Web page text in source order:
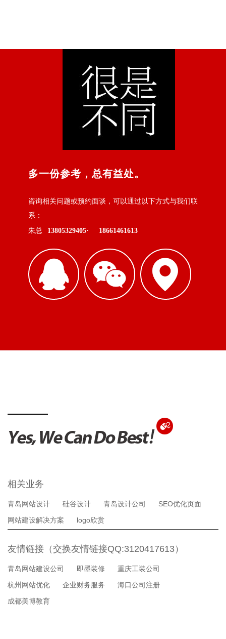
多一份参考，总有益处。
咨询相关问题或预约面谈，可以通过以下方式与我们联
系：
朱总
13805329405· 18661461613
相关业务
青岛网站设计 硅谷设计 青岛设计公司
SEO优化页面
网站建设解决方案
logo欣赏
友情链接（交换友情链接QQ:3120417613）
青岛网站建设公司 即墨装修
重庆工装公司
杭州网站优化
企业财务服务
海口公司注册
成都美博教育